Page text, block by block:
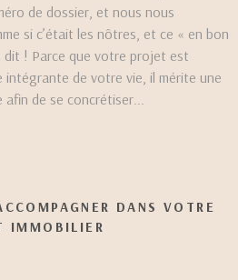
de dossier, et nous nous
si c’était les nôtres, et ce « en bon
dit ! Parce que votre projet est
de votre vie, il mérite une
de se concrétiser...
DANS VOTRE
IMMOBILIER